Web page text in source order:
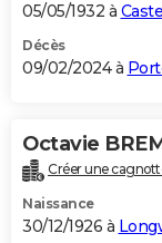
05/05/1932 à
Décès
09/02/2024 à
Octavie
Créer une
Naissance
30/12/1926 à